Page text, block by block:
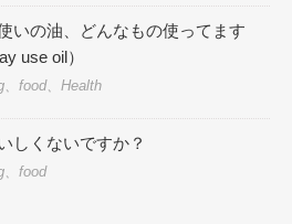
いの油、どんなもの使ってます
use oil）
、food、Health
しくないですか？
、food